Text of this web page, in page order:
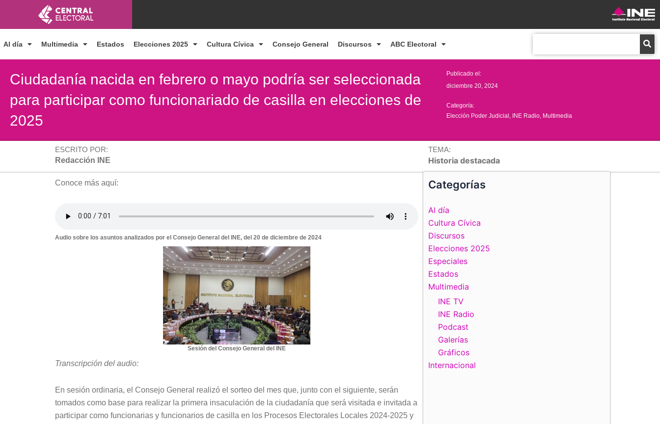
contenido
Al día Multimedia Estados Elecciones 2025 Cultura Cívica Consejo General Discursos ABC Electoral
Ciudadanía nacida en febrero o mayo podría ser seleccionada
para participar como funcionariado de casilla en elecciones de
2025
Publicado el:
diciembre 20, 2024
Categoría:
Elección Poder Judicial INE Radio Multimedia
ESCRITO POR:
Redacción INE
TEMA:
Historia destacada
Conoce más aquí:
Audio sobre los asuntos analizados por el Consejo General del INE, del 20 de diciembre de 2024
Sesión del Consejo General del INE
Transcripción del audio:
En sesión ordinaria, el Consejo General realizó el sorteo del mes que, junto con el siguiente, serán
tomados como base para realizar la primera insaculación de la ciudadanía que será visitada e invitada a
participar como funcionarias y funcionarios de casilla en los Procesos Electorales Locales 2024-2025 y
Categorías
Al día
Cultura Cívica
Discursos
Elecciones 2025
Especiales
Estados
Multimedia
INE TV
INE Radio
Podcast
Galerías
Gráficos
Internacional